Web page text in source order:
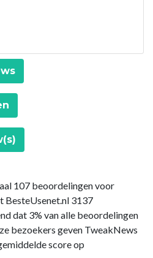
107 beoordelingen voor
BesteUsenet.nl 3137
dat 3% van alle beoordelingen
bezoekers geven TweakNews
score op